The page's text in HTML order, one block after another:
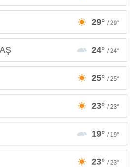
29° / 29°
24° / 24°
25° / 25°
23° / 23°
19° / 19°
23° / 23°